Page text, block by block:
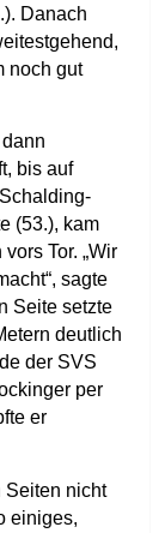
Danach
noch gut
bis auf
(53.), kam
Tor. „Wir
sagte
Seite setzte
deutlich
der SVS
per
er
Seiten nicht
einiges,